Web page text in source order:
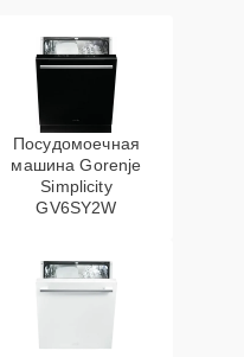
Посудомоечная
машина Gorenje
Simplicity
GV6SY2W